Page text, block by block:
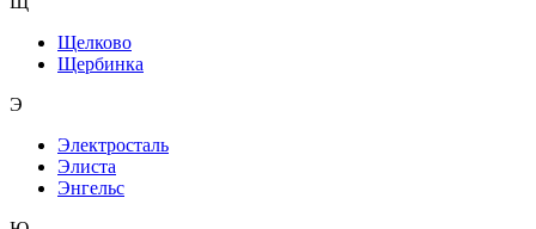
Щелково
Щербинка
Э
Электросталь
Элиста
Энгельс